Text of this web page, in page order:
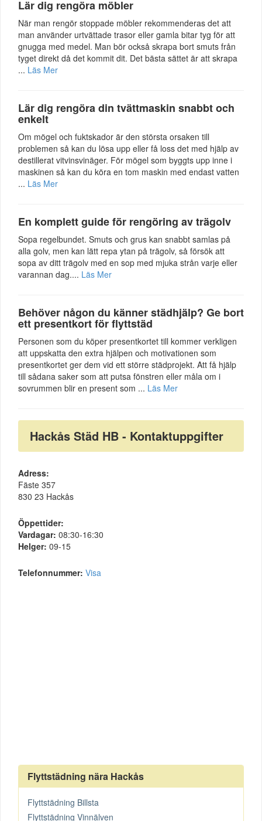
Lär dig rengöra möbler
När man rengör stoppade möbler rekommenderas det att
man använder urtvättade trasor eller gamla bitar tyg för att
gnugga med medel. Man bör också skrapa bort smuts från
tyget direkt då det kommit dit. Det bästa sättet är att skrapa
... Läs Mer
Lär dig rengöra din tvättmaskin snabbt och
enkelt
Om mögel och fuktskador är den största orsaken till
problemen så kan du lösa upp eller få loss det med hjälp av
destillerat vitvinsvinäger. För mögel som byggts upp inne i
maskinen så kan du köra en tom maskin med endast vatten
... Läs Mer
En komplett guide för rengöring av trägolv
Sopa regelbundet. Smuts och grus kan snabbt samlas på
alla golv, men kan lätt repa ytan på trägolv, så försök att
sopa av ditt trägolv med en sop med mjuka strån varje eller
varannan dag.... Läs Mer
Behöver någon du känner städhjälp? Ge bort
ett presentkort för flyttstäd
Personen som du köper presentkortet till kommer verkligen
att uppskatta den extra hjälpen och motivationen som
presentkortet ger dem vid ett större städprojekt. Att få hjälp
till sådana saker som att putsa fönstren eller måla om i
sovrummen blir en present som ... Läs Mer
Hackås Städ HB - Kontaktuppgifter
Adress:
Fäste 357
830 23 Hackås
Öppettider:
Vardagar: 08:30-16:30
Helger: 09-15
Telefonnummer: Visa
Flyttstädning nära Hackås
Flyttstädning Billsta
Flyttstädning Vinnälven